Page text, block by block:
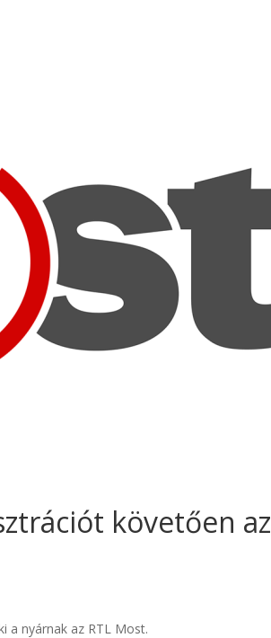
követően az
a nyárnak az RTL Most.